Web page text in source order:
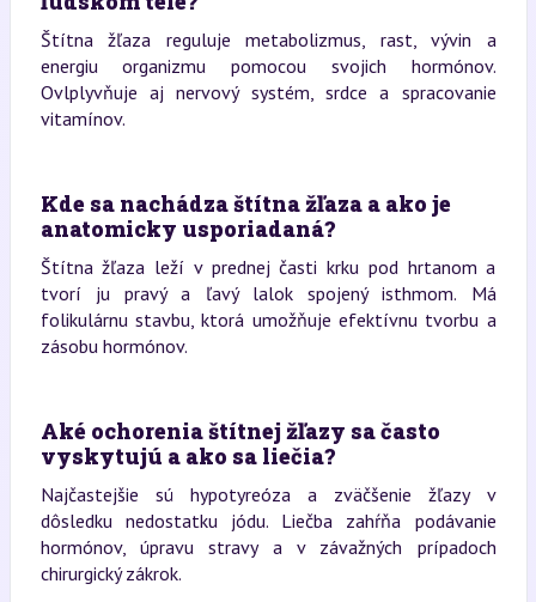
Štítna žľaza reguluje metabolizmus, rast, vývin a
energiu organizmu pomocou svojich hormónov.
Ovlplyvňuje aj nervový systém, srdce a spracovanie
vitamínov.
Kde sa nachádza štítna žľaza a ako je
anatomicky usporiadaná?
Štítna žľaza leží v prednej časti krku pod hrtanom a
tvorí ju pravý a ľavý lalok spojený isthmom. Má
folikulárnu stavbu, ktorá umožňuje efektívnu tvorbu a
zásobu hormónov.
Aké ochorenia štítnej žľazy sa často
vyskytujú a ako sa liečia?
Najčastejšie sú hypotyreóza a zväčšenie žľazy v
dôsledku nedostatku jódu. Liečba zahŕňa podávanie
hormónov, úpravu stravy a v závažných prípadoch
chirurgický zákrok.